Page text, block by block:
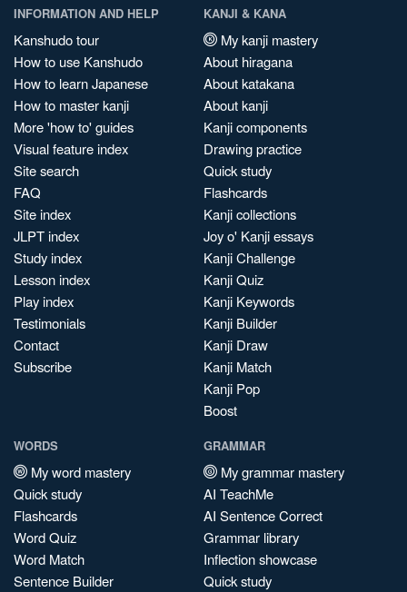
INFORMATION AND HELP
Kanshudo tour
How to use Kanshudo
How to learn Japanese
How to master kanji
More 'how to' guides
Visual feature index
Site search
FAQ
Site index
JLPT index
Study index
Lesson index
Play index
Testimonials
Contact
Subscribe
KANJI & KANA
My kanji mastery
About hiragana
About katakana
About kanji
Kanji components
Drawing practice
Quick study
Flashcards
Kanji collections
Joy o' Kanji essays
Kanji Challenge
Kanji Quiz
Kanji Keywords
Kanji Builder
Kanji Draw
Kanji Match
Kanji Pop
Boost
WORDS
My word mastery
Quick study
Flashcards
Word Quiz
Word Match
Sentence Builder
GRAMMAR
My grammar mastery
AI TeachMe
AI Sentence Correct
Grammar library
Inflection showcase
Quick study